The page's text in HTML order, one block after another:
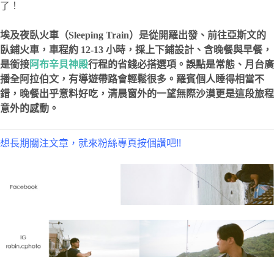
了！
埃及夜臥火車（Sleeping Train）是從開羅出發、前往亞斯文的
臥鋪火車，車程約 12-13 小時，採上下鋪設計、含晚餐與早餐，
是銜接阿布辛貝神殿行程的省錢必搭選項。誤點是常態、月台廣
播全阿拉伯文，有導遊帶路會輕鬆很多。羅賓個人睡得相當不
錯，晚餐出乎意料好吃，清晨窗外的一望無際沙漠更是這段旅程
意外的感動。
想長期關注文章，就來粉絲專頁按個讚吧!!